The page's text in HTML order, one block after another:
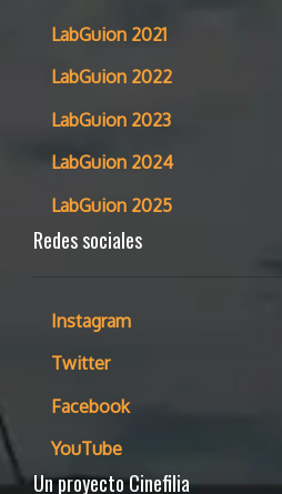
LabGuion 2021
LabGuion 2022
LabGuion 2023
LabGuion 2024
LabGuion 2025
Redes sociales
Instagram
Twitter
Facebook
YouTube
Un proyecto Cinefilia